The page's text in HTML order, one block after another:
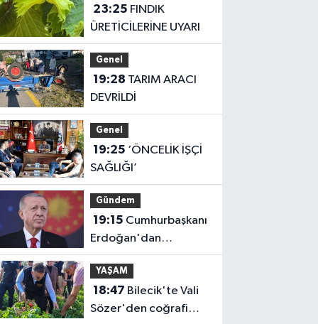
23:25
ÜRETİCİLERİNE UYARI
Genel
19:28
DEVRİLDİ
Genel
19:25
SAĞLIĞI’
Gündem
19:15
Erdoğan'dan
'Terörsüz Türkiye'
mesajı
YAŞAM
18:47
Sözer'den coğrafi